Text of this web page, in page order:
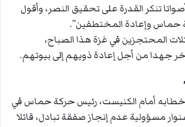
تنكر القدرة على تحقيق النصر، وأقول
حماس وإعادة المختطفين”.
المحتجزين في غزة هذا الصباح،
جهدا من أجل إعادة ذويهم إلى بيوتهم.
أمام الكنيست، رئيس حركة حماس في
مسؤولية عدم إنجاز صفقة تبادل، قائلا